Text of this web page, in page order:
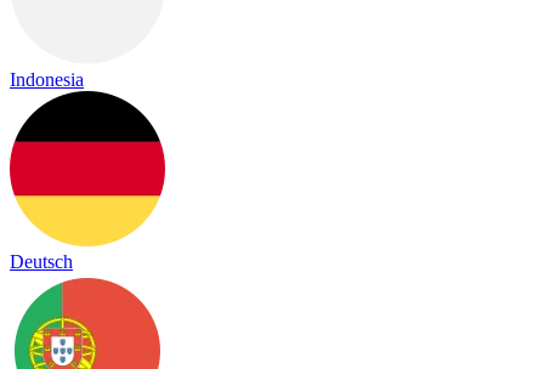
Indonesia
Deutsch